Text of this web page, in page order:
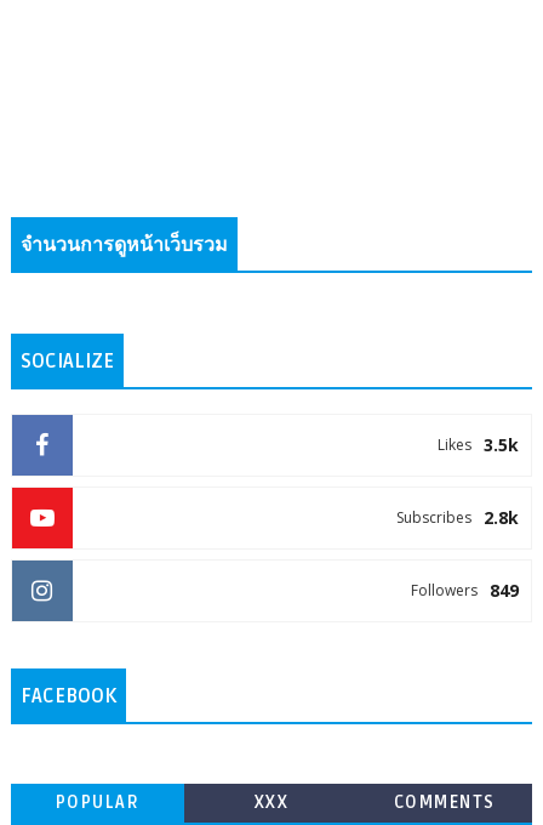
จำนวนการดูหน้าเว็บรวม
SOCIALIZE
3.5k
Likes
2.8k
Subscribes
849
Followers
FACEBOOK
POPULAR XXX COMMENTS